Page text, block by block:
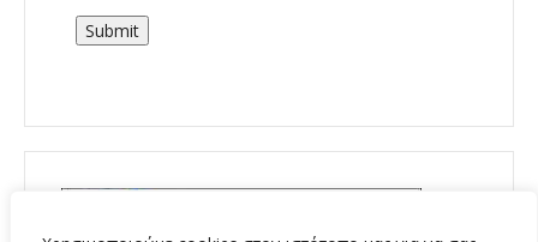
Submit